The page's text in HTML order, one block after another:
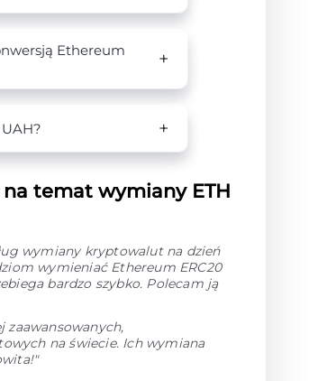
Ethereum
temat wymiany ETH
wymiany kryptowalut na dzień
wymieniać Ethereum ERC20
bardzo szybko. Polecam ją
zaawansowanych,
na świecie. Ich wymiana